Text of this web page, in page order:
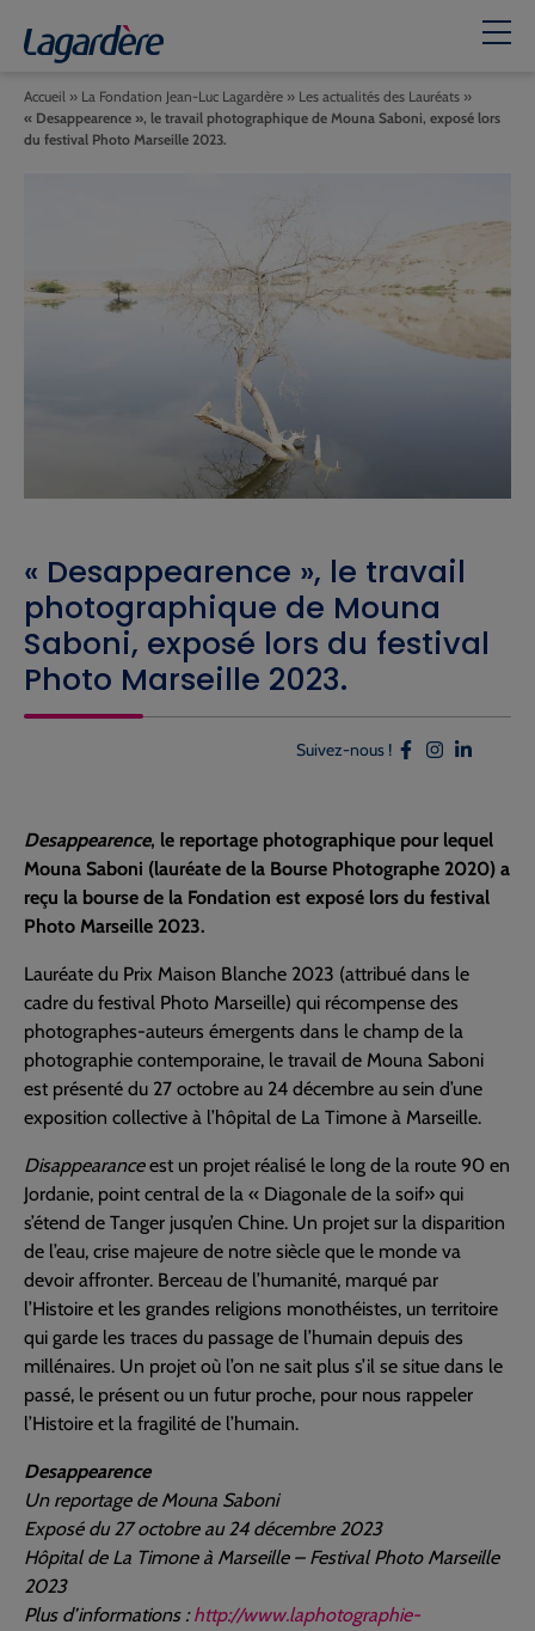
« Desappearence », le travail
photographique de Mouna
Saboni, exposé lors du festival
Photo Marseille 2023.
Accueil » La Fondation Jean-Luc Lagardère » Les actualités des Lauréats »
« Desappearence », le travail photographique de Mouna Saboni, exposé lors
du festival Photo Marseille 2023.
Suivez-nous !
Desappearence, le reportage photographique pour lequel
Mouna Saboni (lauréate de la Bourse Photographe 2020) a
reçu la bourse de la Fondation est exposé lors du festival
Photo Marseille 2023.
Lauréate du Prix Maison Blanche 2023 (attribué dans le
cadre du festival Photo Marseille) qui récompense des
photographes-auteurs émergents dans le champ de la
photographie contemporaine, le travail de Mouna Saboni
est présenté du 27 octobre au 24 décembre au sein d’une
exposition collective à l’hôpital de La Timone à Marseille.
Disappearanceest un projet réalisé le long de la route 90 en
Jordanie, point central de la « Diagonale de la soif» qui
s’étend de Tanger jusqu’en Chine. Un projet sur la disparition
de l’eau, crise majeure de notre siècle que le monde va
devoir affronter. Berceau de l’humanité, marqué par
l’Histoire et les grandes religions monothéistes, un territoire
qui garde les traces du passage de l’humain depuis des
millénaires. Un projet où l’on ne sait plus s’il se situe dans le
passé, le présent ou un futur proche, pour nous rappeler
l’Histoire et la fragilité de l’humain.
Desappearence
Un reportage de Mouna Saboni
Exposé du 27 octobre au 24 décembre 2023
Hôpital de La Timone à Marseille – Festival Photo Marseille
2023
Plus d’informations :http://www.laphotographie-